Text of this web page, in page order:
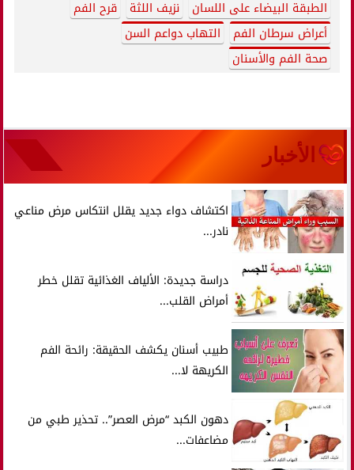
الطبقة البيضاء على اللسان نزيف اللثة
قرح الفم
أعراض سرطان الفم
التهاب دواعم السن
صحة الفم والأسنان
الأخبار
اكتشاف دواء جديد يقلل انتكاس مرض مناعي
نادر...
دراسة جديدة: الألياف الغذائية تقلل خطر
أمراض القلب...
طبيب أسنان يكشف الحقيقة: رائحة الفم
الكريهة لا...
دهون الكبد “مرض العصر”.. تحذير طبي من
مضاعفات...